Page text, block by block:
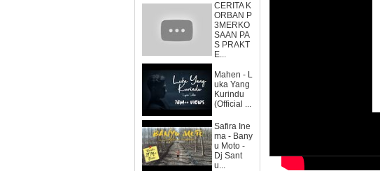
CERITA K
ORBAN P
3MERKO
SAAN PA
S PRAKT
E...
Mahen - L
uka Yang
Kurindu
(Official ...
Safira Ine
ma - Bany
u Moto -
Dj Sant
u...